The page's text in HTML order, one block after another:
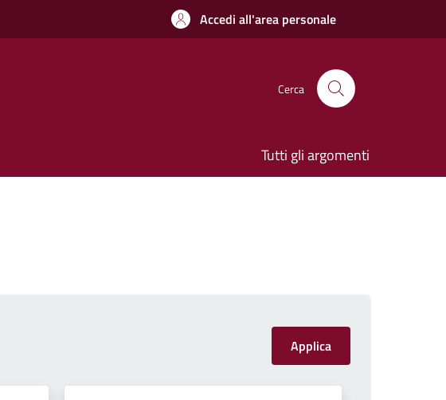
Accedi all'area personale
Cerca
Tutti gli argomenti